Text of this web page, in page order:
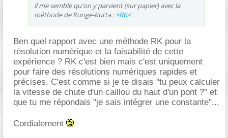
il me semble qu'on y parvient (sur papier) avec la
méthode de Runge-Kutta :>RK<
Ben quel rapport avec une méthode RK pour la
résolution numérique et la faisabilité de cette
expérience ? RK c'est bien mais c'est uniquement
pour faire des résolutions numériques rapides et
précises. C'est comme si je te disais "tu peux calculer
la vitesse de chute d'un caillou du haut d'un pont ?" et
que tu me répondais "je sais intégrer une constante"...
Cordialement